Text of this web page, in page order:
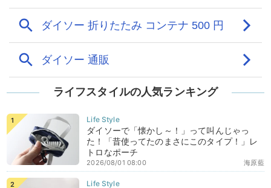
ライフスタイルの人気ランキング
ダイソーで「懐かし～！」って叫んじゃっ
た！「昔使ってたのまさにこのタイプ！」レ
トロなポーチ
海原藍
2026/08/01 08:00